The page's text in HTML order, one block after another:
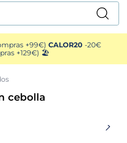
+99€) CALOR20 -20€
+129€) 🏖️
cebolla